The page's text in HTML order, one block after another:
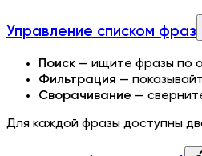
Управление списком фраз
Поиск — ищите фразы по
Фильтрация —
Сворачивание —
Для каждой фразы доступны